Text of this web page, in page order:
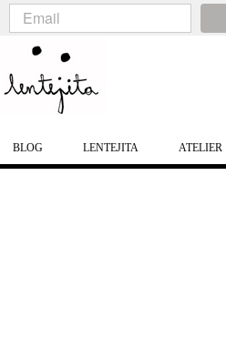
BLOG LENTEJITA ATELIER